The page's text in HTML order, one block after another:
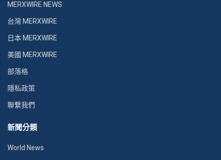
MERXWIRE NEWS
台灣 MERXWIRE
日本 MERXWIRE
美國 MERXWIRE
部落格
隱私政策
聯繫我們
新聞分類
World News